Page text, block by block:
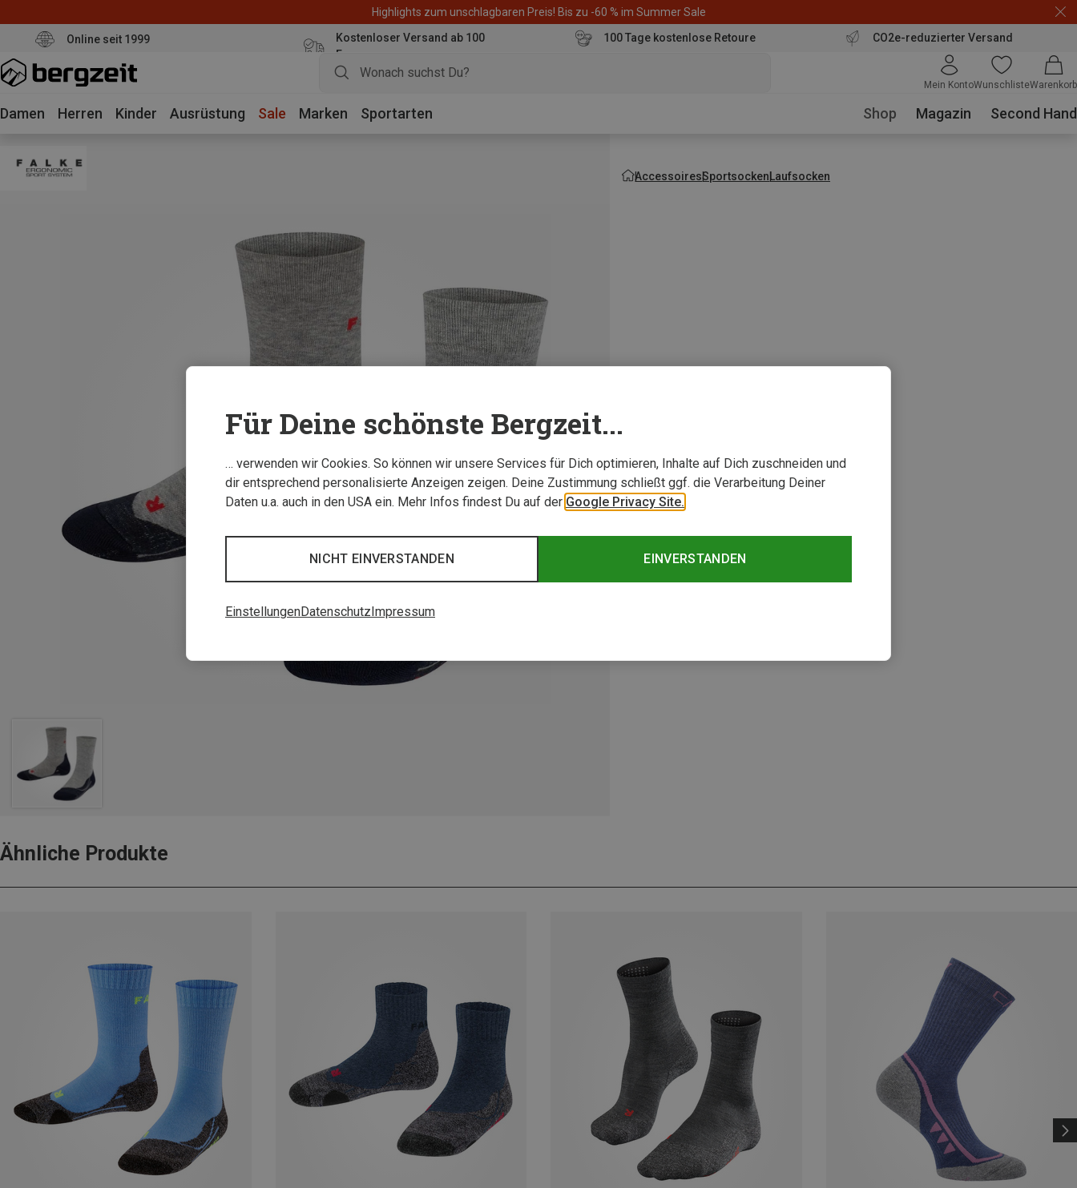
Highlights zum unschlagbaren Preis! Bis zu -60 % im Summer Sale
Online seit 1999
Kostenloser Versand ab 100
Euro
100 Tage kostenlose Retoure CO2e-reduzierter Versand
Mein KontoWunschlisteWarenkorb
Damen Herren Kinder Ausrüstung Sale Marken Sportarten Shop Magazin Second Hand
AccessoiresSportsockenLaufsocken
Ähnliche Produkte
Für Deine schönste Bergzeit...
… verwenden wir Cookies. So können wir unsere Services für Dich optimieren, Inhalte auf Dich zuschneiden und
dir entsprechend personalisierte Anzeigen zeigen. Deine Zustimmung schließt ggf. die Verarbeitung Deiner
Daten u.a. auch in den USA ein. Mehr Infos findest Du auf der Google Privacy Site.
EINVERSTANDEN
NICHT EINVERSTANDEN
EinstellungenDatenschutz Impressum